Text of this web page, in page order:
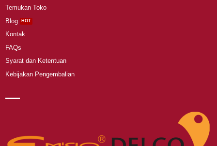
Temukan Toko
Blog
Kontak
FAQs
Syarat dan Ketentuan
Kebijakan Pengembalian